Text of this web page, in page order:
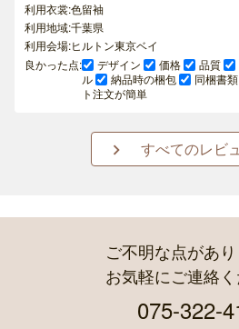
利用衣裳:色留袖
利用地域:千葉県
利用会場:ヒルトン東京ベイ
良かった点:
デザイン 価格 品質
ル
納品時の梱包 同梱書
ト注文が簡単
 すべてのレビ
ご不明な点があ
お気軽にご連絡く
075-322-